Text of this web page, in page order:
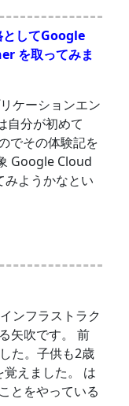
としてGoogle
を取ってみま
ケーションエン
自分が初めて
でその体験記を
Google Cloud
みようかなとい
ンフラストラク
矢吹です。 前
た。子供も2歳
えました。 は
とをやっている